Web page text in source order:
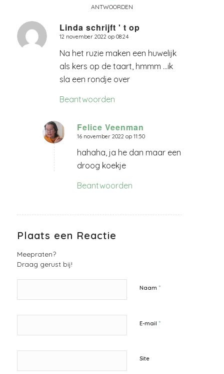
ANTWOORDEN
Linda schrijft ' t op
zegt:
12 november 2022 op 08:24
Na het ruzie maken een huwelijk
als kers op de taart, hmmm …ik
sla een rondje over
Beantwoorden
Felice Veenman
zegt:
16 november 2022 op 11:50
hahaha, ja he dan maar een
droog koekje
Beantwoorden
Plaats een Reactie
Meepraten?
Draag gerust bij!
Naam *
E-mail *
Site